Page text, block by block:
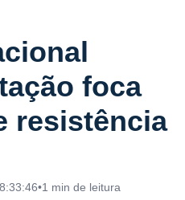
foca
resistência
•1 min de leitura